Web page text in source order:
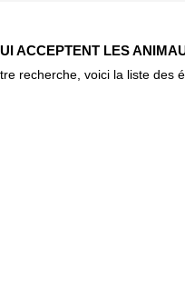
ACCEPTENT LES
recherche, voici la liste des